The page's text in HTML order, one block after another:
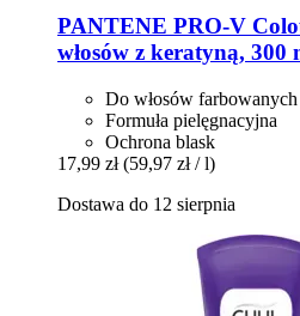
PANTENE PRO-V
włosów z keratyną, 300
Do włosów farbowanych
Formuła pielęgnacyjna
Ochrona blask
17,99 zł (59,97 zł / l)
Dostawa do 12 sierpnia